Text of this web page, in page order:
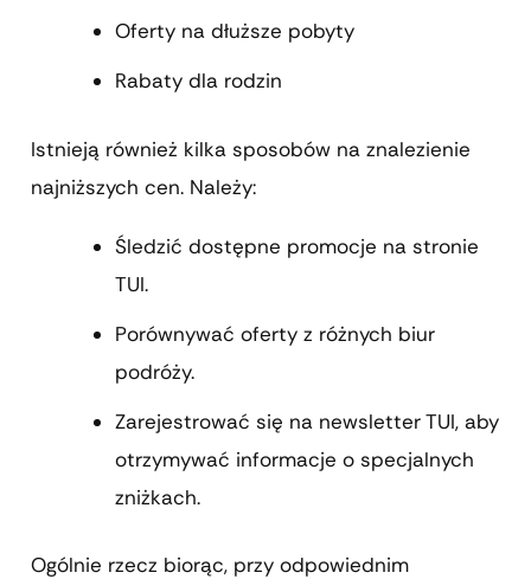
Oferty na dłuższe pobyty
Rabaty dla rodzin
Istnieją również kilka sposobów na znalezienie
najniższych cen. Należy:
Śledzić dostępne promocje na stronie
TUI.
Porównywać oferty z różnych biur
podróży.
Zarejestrować się na newsletter TUI, aby
otrzymywać informacje o specjalnych
zniżkach.
Ogólnie rzecz biorąc, przy odpowiednim